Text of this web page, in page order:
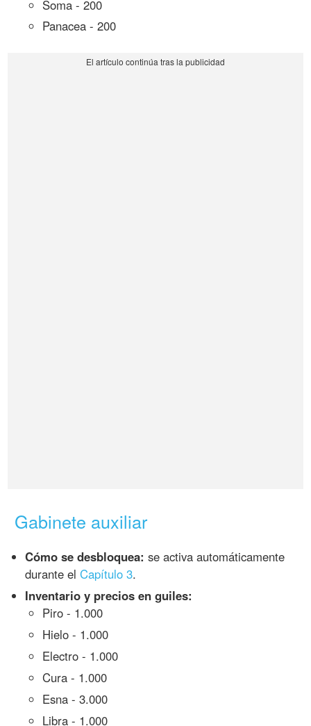
Soma - 200
Panacea - 200
Gabinete auxiliar
Cómo se desbloquea: se activa automáticamente
durante elCapítulo 3.
Inventario y precios en guiles:
Piro - 1.000
Hielo - 1.000
Electro - 1.000
Cura - 1.000
Esna - 3.000
Libra - 1.000